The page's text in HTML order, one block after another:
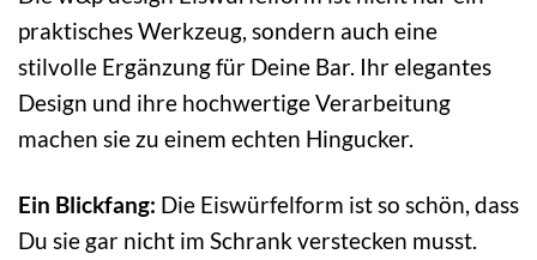
praktisches Werkzeug, sondern auch eine
stilvolle Ergänzung für Deine Bar. Ihr elegantes
Design und ihre hochwertige Verarbeitung
machen sie zu einem echten Hingucker.
Ein Blickfang: Die Eiswürfelform ist so schön, dass
Du sie gar nicht im Schrank verstecken musst.